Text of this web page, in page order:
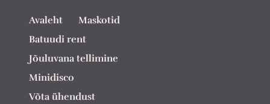
Avaleht
Maskotid
Batuudi rent
Jõuluvana tellimine
Minidisco
Võta ühendust